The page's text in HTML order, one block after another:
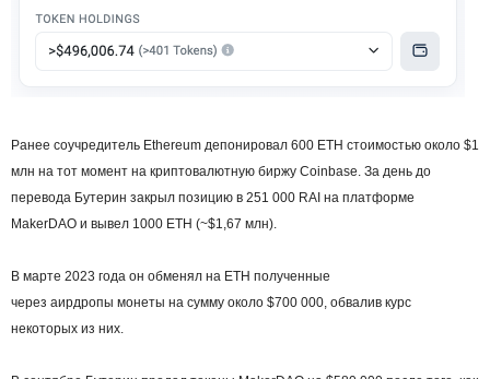
Ранее соучредитель Ethereum депонировал 600 ETH стоимостью около $1
млн на тот момент на криптовалютную биржу Coinbase. За день до
перевода Бутерин закрыл позицию в 251 000 RAI на платформе
MakerDAO и вывел 1000 ETH (~$1,67 млн).
В марте 2023 года он обменял на ETH полученные
через аирдропы монеты на сумму около $700 000, обвалив курс
некоторых из них.